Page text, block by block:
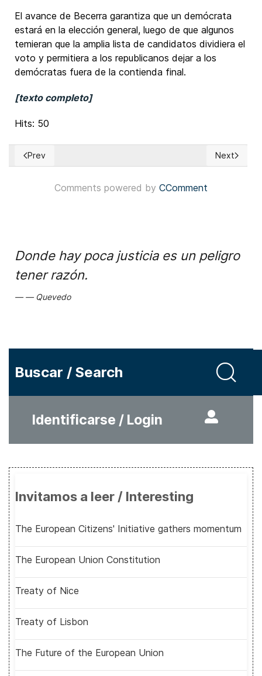
El avance de Becerra garantiza que un demócrata
estará en la elección general, luego de que algunos
temieran que la amplia lista de candidatos dividiera el
voto y permitiera a los republicanos dejar a los
demócratas fuera de la contienda final.
[texto completo]
Hits: 50
Previous article: EUA: Presidente Donald Trump afirmó que
Prev Next
Next
Comments powered by CComment
Donde hay poca justicia es un peligro
tener razón.
Quevedo
Buscar / Search
Identificarse / Login
Invitamos a leer / Interesting
The European Citizens' Initiative gathers momentum
The European Union Constitution
Treaty of Nice
Treaty of Lisbon
The Future of the European Union